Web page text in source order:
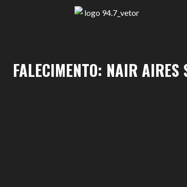
FALECIMENTO: NAIR AIRES